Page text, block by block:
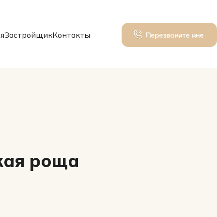
ЗастройщикКонтакты Перезвоните мне
роща